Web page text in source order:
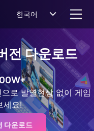
한국어
전 다운로드
로 발열현상 없이 게임
세요!
다운로드